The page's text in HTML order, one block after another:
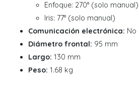
Enfoque: 270° (solo manual)
Iris: 77° (solo manual)
Comunicación electrónica: No
Diámetro frontal: 95 mm
Largo: 130 mm
Peso: 1.68 kg